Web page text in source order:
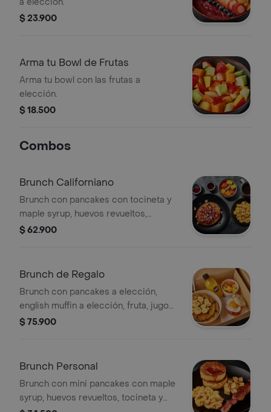
$ 23.900
Arma tu Bowl de Frutas
Arma tu bowl con las frutas a
elección.
$ 18.500
Combos
Brunch Californiano
Brunch con pancakes con tocineta y
maple syrup, huevos revueltos,
porción de fruta y bebida a elección.
$ 62.900
Brunch de Regalo
Brunch con pancakes a elección,
english muffin a elección, fruta, jugo
de naranja y caja especial.
$ 75.900
Brunch Personal
Brunch con mini pancakes con maple
syrup, huevos revueltos, tocineta y